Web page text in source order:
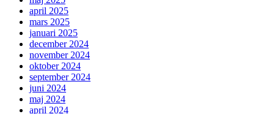
april 2025
mars 2025
januari 2025
december 2024
november 2024
oktober 2024
september 2024
juni 2024
maj 2024
april 2024